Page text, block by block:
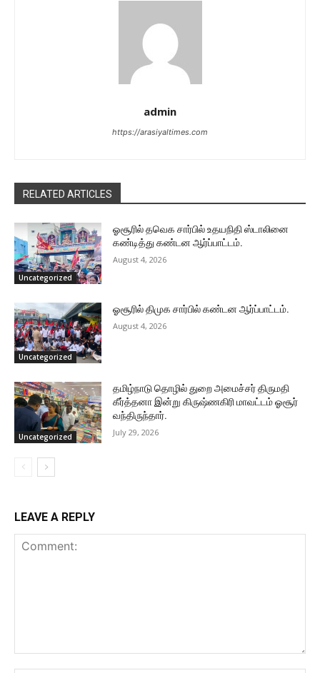
admin
https://arasiyaltimes.com
RELATED ARTICLES
Uncategorized
ஓசூரில் தவெக சார்பில் உதயநிதி ஸ்டாலினை
கண்டித்து கண்டன ஆர்ப்பாட்டம்.
August 4, 2026
Uncategorized
ஓசூரில் திமுக சார்பில் கண்டன ஆர்ப்பாட்டம்.
August 4, 2026
Uncategorized
தமிழ்நாடு தொழில் துறை அமைச்சர் திருமதி
கீர்த்தனா இன்று கிருஷ்ணகிரி மாவட்டம் ஓசூர்
வந்திருந்தார்.
July 29, 2026
LEAVE A REPLY